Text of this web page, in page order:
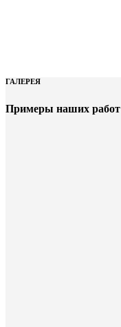
ГАЛЕРЕЯ
Примеры наших работ